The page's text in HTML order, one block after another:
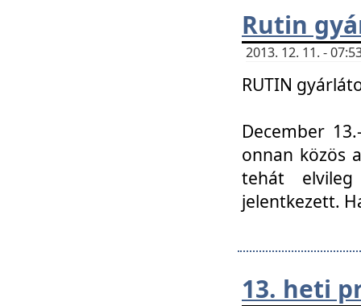
Rutin
2013. 12. 11. -
RUTIN
December
onnan közös
tehát
jelentkezett.
13. heti